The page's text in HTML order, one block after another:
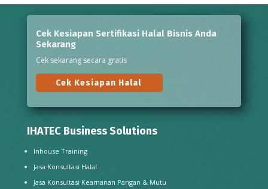
Cek Kesiapan Sertifikasi Halal Bisnis Anda
Sekarang
Cek sekarang secara gratis
Cek Kesiapan Halal
IHATEC Business Solutions
Inhouse Training
Jasa Konsultasi Halal
Jasa Konsultasi Keamanan Pangan & Mutu